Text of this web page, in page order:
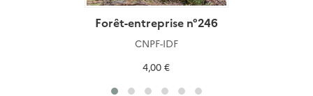
Forêt-entreprise n°246
CNPF-IDF
4,00 €